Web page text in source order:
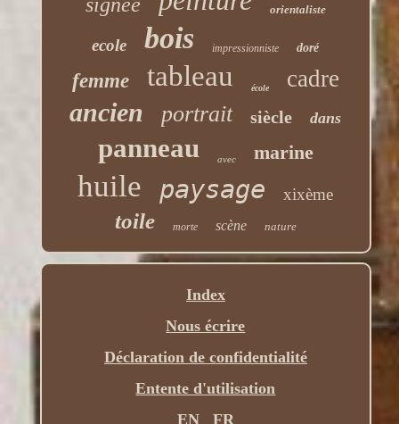
orientaliste
ecole bois impressionniste doré
femme tableau école cadre
ancien portrait siècle dans
panneau avec marine
huile paysage xixème
toile morte scène nature
Index
Nous écrire
Déclaration de confidentialité
Entente d'utilisation
EN
FR